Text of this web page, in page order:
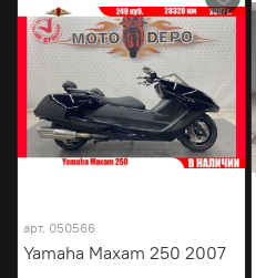
арт. 050566
Yamaha Maxam 250 2007